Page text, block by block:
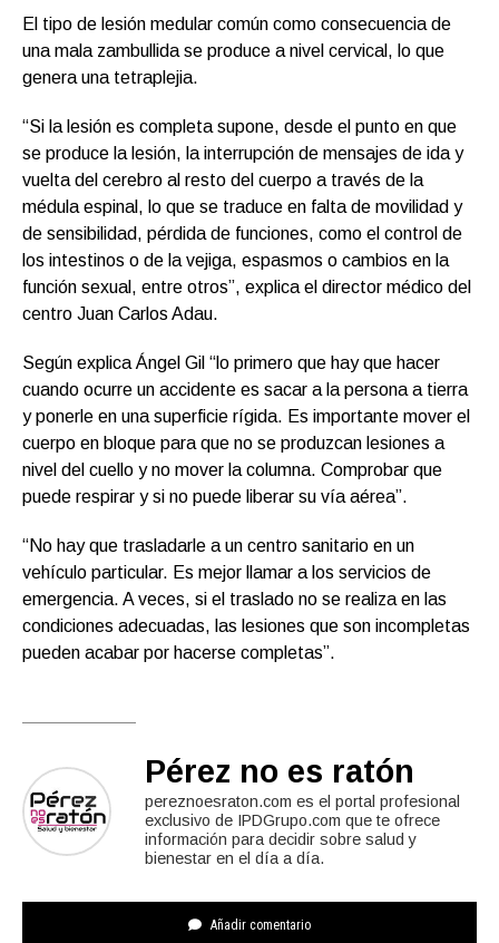
El tipo de lesión medular común como consecuencia de
una mala zambullida se produce a nivel cervical, lo que
genera una tetraplejia.
“Si la lesión es completa supone, desde el punto en que
se produce la lesión, la interrupción de mensajes de ida y
vuelta del cerebro al resto del cuerpo a través de la
médula espinal, lo que se traduce en falta de movilidad y
de sensibilidad, pérdida de funciones, como el control de
los intestinos o de la vejiga, espasmos o cambios en la
función sexual, entre otros”, explica el director médico del
centro Juan Carlos Adau.
Según explica Ángel Gil “lo primero que hay que hacer
cuando ocurre un accidente es sacar a la persona a tierra
y ponerle en una superficie rígida. Es importante mover el
cuerpo en bloque para que no se produzcan lesiones a
nivel del cuello y no mover la columna. Comprobar que
puede respirar y si no puede liberar su vía aérea”.
“No hay que trasladarle a un centro sanitario en un
vehículo particular. Es mejor llamar a los servicios de
emergencia. A veces, si el traslado no se realiza en las
condiciones adecuadas, las lesiones que son incompletas
pueden acabar por hacerse completas”.
Pérez no es ratón
pereznoesraton.com es el portal profesional
exclusivo de IPDGrupo.com que te ofrece
información para decidir sobre salud y
bienestar en el día a día.
Añadir comentario